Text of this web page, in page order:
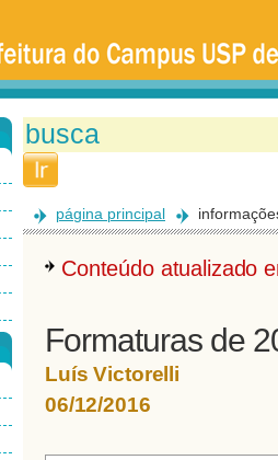
página principal
Conteúdo atualizado
Formaturas de
Luís Victorelli
06/12/2016